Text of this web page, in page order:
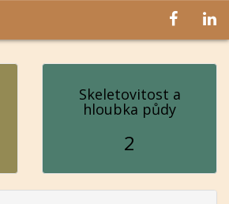
Skeletovitost a
hloubka půdy
2